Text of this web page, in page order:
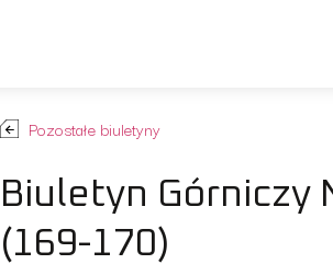
Pozostałe biuletyny
Biuletyn Górniczy
(169-170)